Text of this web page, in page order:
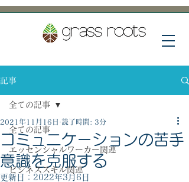
記事
全ての記事
エッセンシャルワーカー関連
ビジネススキル関連
全ての記事
コミュニケーションの苦手
意識を克服する
2021年11月16日 読了時間: 3分
更新日： 2022年3月6日